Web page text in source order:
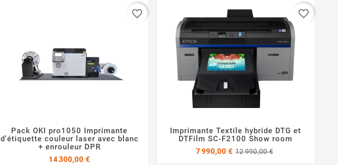
 
Pack OKI pro1050 Imprimante
d'étiquette couleur laser avec blanc
+ enrouleur DPR
14 300,00 €
favorite_border
 
Imprimante Textile hybride DTG et
DTFilm SC-F2100 Show room
7 990,00 € 12 990,00 €
favorite_border